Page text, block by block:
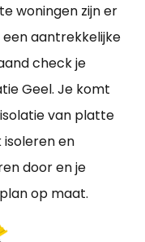
woningen zijn er
aantrekkelijke
check je
Geel. Je komt
van platte
isoleren en
door en je
op maat.